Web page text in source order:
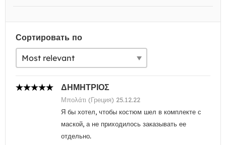
Сортировать по
ΔΗΜΗΤΡΙΟΣ
Μπολάτι (Греция) 25.12.22
Я бы хотел, чтобы костюм шел в комплекте с
маской, а не приходилось заказывать ее
отдельно.